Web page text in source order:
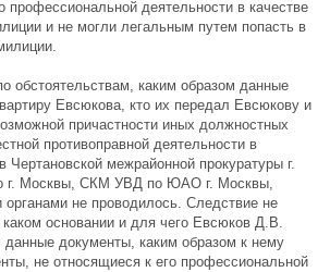
профессиональной деятельности в качестве
и не могли легальным путем попасть в
обстоятельствам, каким образом данные
Евсюкова, кто их передал Евсюкову и
причастности иных должностных
противоправной деятельности в
Чертановской межрайонной прокуратуры г.
г. Москвы, СКМ УВД по ЮАО г. Москвы,
органами не проводилось. Следствие не
основании и для чего Евсюков Д.В.
данные документы, каким образом к нему
не относящиеся к его профессиональной